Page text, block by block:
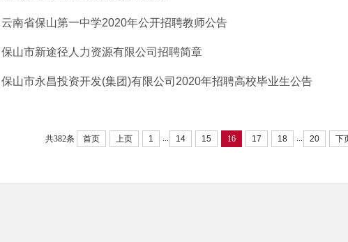
云南省保山第一中学2020年公开招聘教师公告
保山市新途径人力资源有限公司招聘简章
保山市永昌投资开发(集团)有限公司2020年招聘高校毕业生公告
共382条 首页 上页 1 ... 14 15 16 17 18 ... 20 下